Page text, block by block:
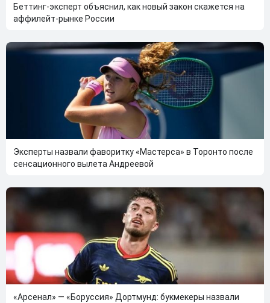
Беттинг-эксперт объяснил, как новый закон скажется на
аффилейт-рынке России
Эксперты назвали фаворитку «Мастерса» в Торонто после
сенсационного вылета Андреевой
«Арсенал» — «Боруссия» Дортмунд: букмекеры назвали